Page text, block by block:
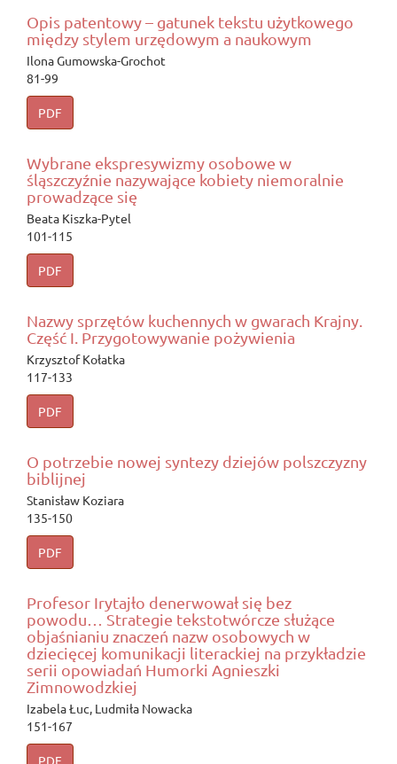
Opis patentowy – gatunek tekstu użytkowego
między stylem urzędowym a naukowym
Ilona Gumowska-Grochot
81-99
PDF
Wybrane ekspresywizmy osobowe w
śląszczyźnie nazywające kobiety niemoralnie
prowadzące się
Beata Kiszka-Pytel
101-115
PDF
Nazwy sprzętów kuchennych w gwarach Krajny.
Część I. Przygotowywanie pożywienia
Krzysztof Kołatka
117-133
PDF
O potrzebie nowej syntezy dziejów polszczyzny
biblijnej
Stanisław Koziara
135-150
PDF
Profesor Irytajło denerwował się bez
powodu… Strategie tekstotwórcze służące
objaśnianiu znaczeń nazw osobowych w
dziecięcej komunikacji literackiej na przykładzie
serii opowiadań Humorki Agnieszki
Zimnowodzkiej
Izabela Łuc, Ludmiła Nowacka
151-167
PDF